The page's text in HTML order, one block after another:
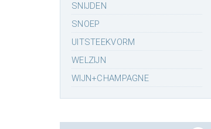
SNIJDEN
SNOEP
UITSTEEKVORM
WELZIJN
WIJN+CHAMPAGNE